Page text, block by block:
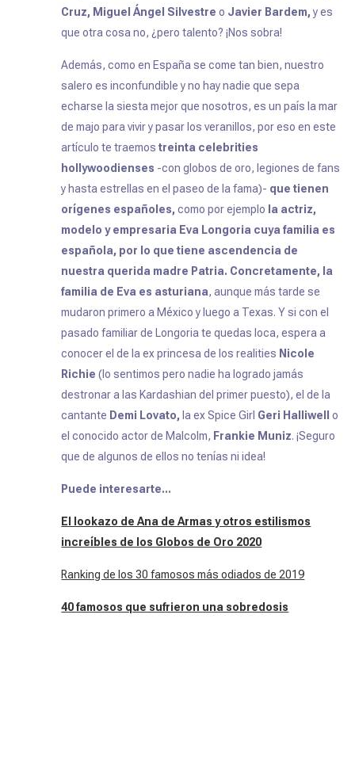
Cruz, Miguel Ángel Silvestreo Javier Bardem,y es
que otra cosa no, ¿pero talento? ¡Nos sobra!
Además, como en España se come tan bien, nuestro
salero es inconfundible y no hay nadie que sepa
echarse la siesta mejor que nosotros, es un país la mar
de majo para vivir y pasar los veranillos, por eso en este
artículo te traemostreinta celebrities
hollywoodienses -con globos de oro, legiones de fans
y hasta estrellas en el paseo de la fama)- que tienen
orígenes españoles, como por ejemplo la actriz,
modelo y empresaria Eva Longoria cuya familia es
española, por lo que tiene ascendencia de
nuestra querida madre Patria. Concretamente, la
familia de Eva es asturiana, aunque más tarde se
mudaron primero a México y luego a Texas. Y si con el
pasado familiar de Longoria te quedas loca, espera a
conocer el de la ex princesa de losrealities Nicole
Richie (lo sentimos pero nadie ha logrado jamás
destronar a las Kardashian del primer puesto), el de la
cantante Demi Lovato, la exSpice Girl Geri Halliwell
o
el conocido actor de Malcolm, Frankie Muniz. ¡Seguro
que de algunos de ellos no tenías ni idea!
Puede interesarte...
El lookazo de Ana de Armas y otros estilismos
increíbles de los Globos de Oro 2020
Ranking de los 30 famosos más odiados de 2019
40 famosos que sufrieron una sobredosis